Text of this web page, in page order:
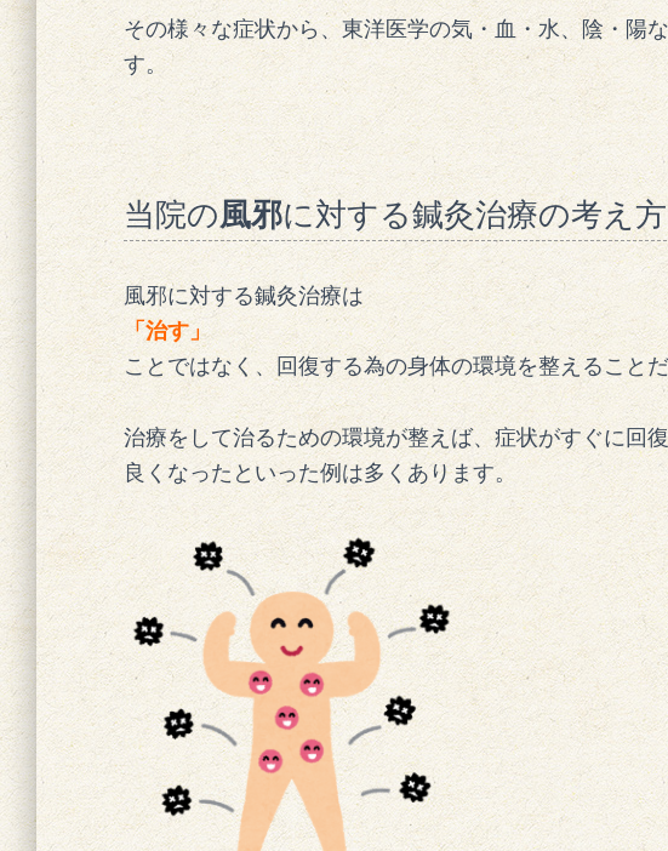
その様々な症状から、東洋医学の気・血・水、陰・陽
す。
当院の風邪に対する鍼灸治療の考え方
風邪に対する鍼灸治療は
「治す」
ことではなく、回復する為の身体の環境を整えること
治療をして治るための環境が整えば、症状がすぐに回
良くなったといった例は多くあります。